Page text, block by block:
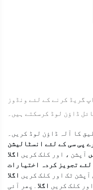
گریڈ کرنے کے لئے ونڈوز
پی سی کے لئے انسٹالیشن
آپشن ، اور کلک کریں اگلا
لئے تجویز کردہ اختیارات
آپشن ٹک اور کلک کریں اگلا
کلک کریں اگلا . پھر آئی